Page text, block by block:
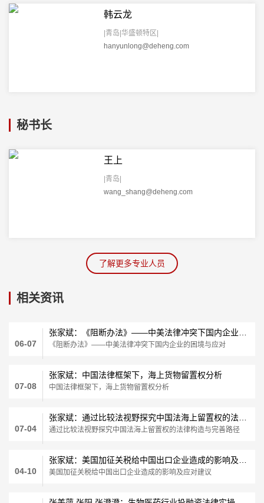
韩云龙
|青岛|华盛顿特区|
hanyunlong@deheng.com
秘书长
王上
|青岛|
wang_shang@deheng.com
了解更多专业人员
相关资讯
06-07 《阻断办法》——中美法律冲突下国内企业的困境与应对
07-08
张家斌：中国法律框架下，海上货物留置权分析
中国法律框架下，海上货物留置权分析
07-04 通过比较法视野探究中国法海上留置权的法律构造与完善路径
04-10 美国加征关税给中国出口企业造成的影响及应对建议